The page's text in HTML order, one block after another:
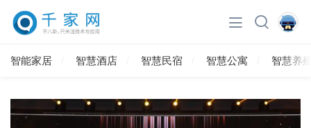
智能家居 智慧酒店 智慧民宿 智慧公寓 智慧养